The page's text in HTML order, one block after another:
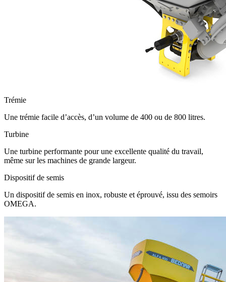
Trémie
Une trémie facile d’accès, d’un volume de 400 ou de 800 litres.
Turbine
Une turbine performante pour une excellente qualité du travail,
même sur les machines de grande largeur.
Dispositif de semis
Un dispositif de semis en inox, robuste et éprouvé, issu des semoirs
OMEGA.